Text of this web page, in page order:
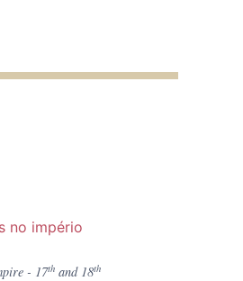
no império
- 17th and 18th